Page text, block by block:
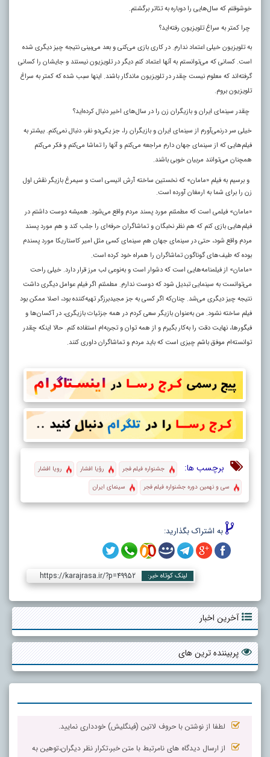
خوشوقتم که سال‌هایی را دوباره به تئاتر برگشتم.
چرا کمتر به سراغ تلویزیون رفته‌اید؟
به تلویزیون خیلی اعتماد ندارم. در کاری بازی می‌کنی و بعد می‌بینی نتیجه چیز دیگری شده
است. کسانی که می‌توانستم به آنها اعتماد کنم دیگر در تلویزیون نیستند و جایشان را کسانی
گرفته‌اند که معلوم نیست چقدر در تلویزیون ماندگار باشند. اینها سبب شده که کمتر به سراغ
تلویزیون بروم.
چقدر سینمای ایران و بازیگران زن را در سال‌های اخیر دنبال کرده‌اید؟
خیلی سر درنمی‌آورم از سینمای ایران و بازیگران را، جز یکی‌دو نفر، دنبال نمی‌کنم. بیشتر به
فیلم‌هایی که از سینمای جهان دارم مراجعه می‌کنم و آنها را تماشا می‌کنم و فکر می‌کنم
همچنان می‌توانند مربیان خوبی باشند.
و برسیم به فیلم «مامان» که نخستین ساخته آرش انیسی است و سیمرغ بازیگر نقش اول
زن را برای شما به ارمغان آورده است.
«مامان» فیلمی است که مطمئنم مورد پسند مردم واقع می‌شود. همیشه دوست داشتم در
فیلم‌هایی بازی کنم که هم نظر نخبگان و تماشاگران حرفه‌ای را جلب کند و هم مورد پسند
مردم واقع شود، حتی در سینمای جهان هم سینمای کسی مثل امیر کاستاریکا مورد پسندم
بوده که طیف‌های گوناگون تماشاگران را همراه خود کرده است.
«مامان» از فیلمنامه‌هایی است که دشوار است و به‌نوعی لب مرز قرار دارد. خیلی راحت
می‌توانست به سینمایی تبدیل شود که دوست ندارم. مطمئنم اگر فیلم عوامل دیگری داشت
نتیجه چیز دیگری می‌شد. چنان‌که اگر کسی به جز مجیدبرزگر تهیه‌کننده بود، اصلا ممکن بود
فیلم ساخته نشود. من به‌عنوان بازیگر سعی کردم در همه جزئیات بازیگری، در آکسان‌ها و
فیگورها، نهایت دقت را به‌کار بگیرم و از همه توان و تجربه‌ام استفاده کنم. حالا اینکه چقدر
توانسته‌ام موفق باشم چیزی است که باید مردم و تماشاگران داوری کنند.
برچسب ها: جشنواره فیلم فجر رؤیا افشار
رویا افشار
سی و نهمین دوره جشنواره فیلم فجر
سینمای ایران
به اشتراک بگذارید:
لینک کوتاه خبر: https://karajrasa.ir/?p=49952
آخرین اخبار
پربیننده ترین های
لطفا از نوشتن با حروف لاتین (فینگلیش) خودداری نمایید.
از ارسال دیدگاه های نامرتبط با متن خبر،تکرار نظر دیگران،توهین به